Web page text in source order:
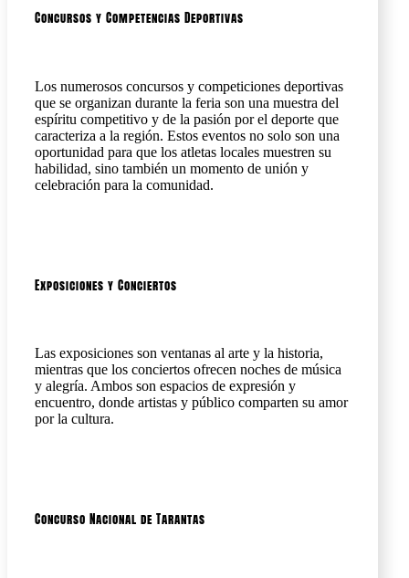
Concursos y Competencias Deportivas
Los numerosos concursos y competiciones deportivas
que se organizan durante la feria son una muestra del
espíritu competitivo y de la pasión por el deporte que
caracteriza a la región. Estos eventos no solo son una
oportunidad para que los atletas locales muestren su
habilidad, sino también un momento de unión y
celebración para la comunidad.
Exposiciones y Conciertos
Las exposiciones son ventanas al arte y la historia,
mientras que los conciertos ofrecen noches de música
y alegría. Ambos son espacios de expresión y
encuentro, donde artistas y público comparten su amor
por la cultura.
Concurso Nacional de Tarantas